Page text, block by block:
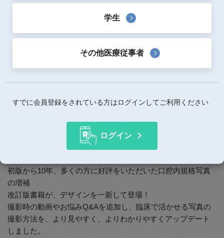
著者：落合真理子
デンタルダイヤモンド社
出版日：2026年3月
“１人”で“10分以内”に撮れて、上手に活かせる！
口腔内写真撮影の決定版
初版から10年、多くの方に好評をいただいた口腔内規格写真
の増補
改訂版書籍が、デザインを一新して登場！
撮影時の動画やお悩みQ&Aを追加し、臨床で活かせる写真の
撮影方法を、より見やすく、よりわかりやすくアップデート
しました。
学生
その他医療従事者
すでに会員登録をされている方はログインしてご利用ください
ログイン